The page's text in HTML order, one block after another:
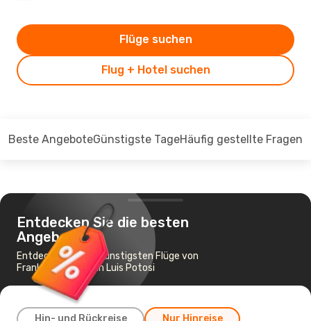
Flug + Hotel suchen
Flüge suchen
Beste AngeboteGünstigste TageHäufig gestellte Fragen
Entdecken Sie die besten
Angebote
Entdecken Sie die günstigsten Flüge von
Frankfurt nach San Luis Potosi
Hin- und Rückreise Nur Hinreise